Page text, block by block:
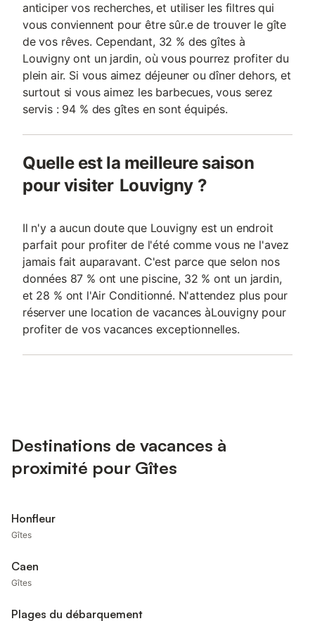
anticiper vos recherches, et utiliser les filtres qui
vous conviennent pour être sûr.e de trouver le gîte
de vos rêves. Cependant, 32 % des gîtes à
Louvigny ont un jardin, où vous pourrez profiter du
plein air. Si vous aimez déjeuner ou dîner dehors, et
surtout si vous aimez les barbecues, vous serez
servis : 94 % des gîtes en sont équipés.
Quelle est la meilleure saison
pour visiter Louvigny ?
Il n'y a aucun doute que Louvigny est un endroit
parfait pour profiter de l'été comme vous ne l'avez
jamais fait auparavant. C'est parce que selon nos
données 87 % ont une piscine, 32 % ont un jardin,
et 28 % ont l'Air Conditionné. N'attendez plus pour
réserver une location de vacances àLouvigny pour
profiter de vos vacances exceptionnelles.
Destinations de vacances à
proximité pour Gîtes
Honfleur
Gîtes
Caen
Gîtes
Plages du débarquement